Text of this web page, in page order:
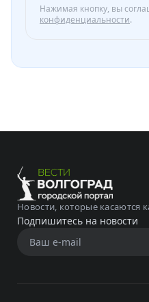
Нажимая кнопку, вы
конфиденциальности.
Новости, которые касаются
Подпишитесь на новости